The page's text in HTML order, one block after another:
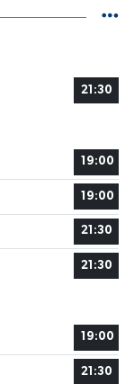
21:30
19:00
19:00
21:30
21:30
19:00
21:30